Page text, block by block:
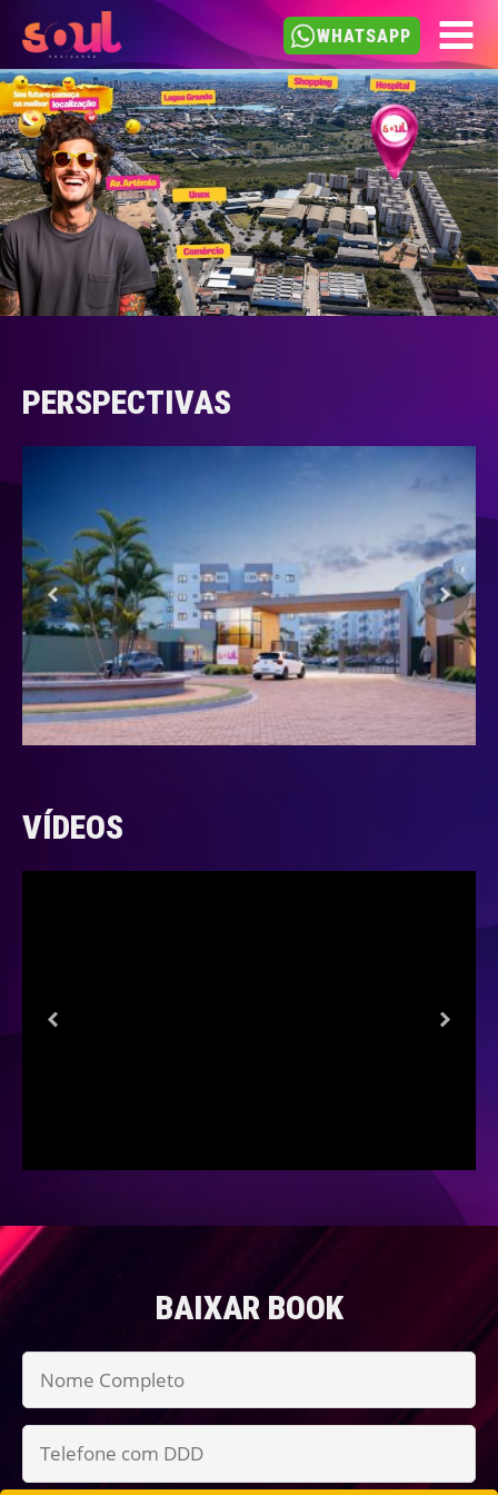
PERSPECTIVA
VÍDEOS
BAIXAR BOOK
WHATSAPP
PERSPECTIVAS
VÍDEOS
BAIXAR BOOK